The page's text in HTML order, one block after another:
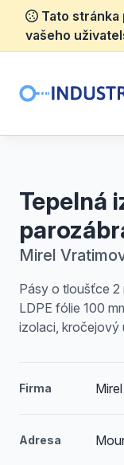
Tato
vašeho
Tepelná
Mirel
Pásy o tloušťce 2
LDPE fólie 100
izolaci, kročejový
Firma
Adresa